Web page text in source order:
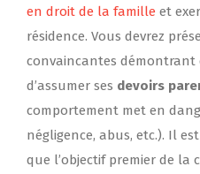
en droit de la famille et
résidence. Vous devrez
convaincantes démontrant
d’assumer ses devoirs
comportement met en
négligence, abus, etc.). Il
que l’objectif premier de la